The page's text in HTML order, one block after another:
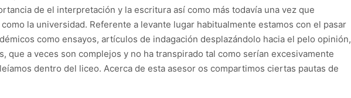
de el interpretación y la escritura así­ como más todavía una vez que
la universidad. Referente a levante lugar habitualmente estamos con el pasar
como ensayos, artículos de indagación desplazándolo hacia el pelo opinión,
que a veces son complejos y no ha transpirado tal como serían excesivamente
dentro del liceo. Acerca de esta asesor os compartimos ciertas pautas de